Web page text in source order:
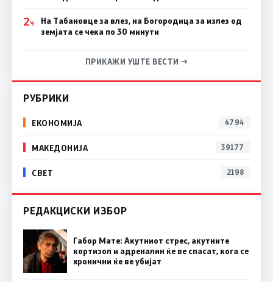
2Ч
На Табановце за влез, на Богородица за излез од
земјата се чека по 30 минути
ПРИКАЖИ УШТЕ ВЕСТИ →
РУБРИКИ
ЕКОНОМИЈА 4794
МАКЕДОНИЈА 39177
СВЕТ 2198
РЕДАКЦИСКИ ИЗБОР
Габор Мате: Акутниот стрес, акутните
кортизол и адреналин ќе ве спасат, кога се
хронични ќе ве убијат